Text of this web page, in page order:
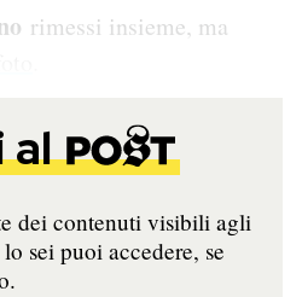
rimessi insieme, ma
al
dei contenuti visibili agli
sei puoi accedere, se